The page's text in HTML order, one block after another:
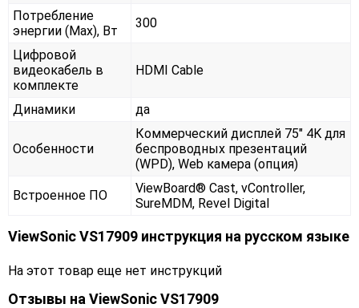
Потребление
энергии (Max), Вт
300
Цифровой
видеокабель в
комплекте
HDMI Cable
Динамики да
Особенности
Коммерческий дисплей 75" 4K для
беспроводных презентаций
(WPD), Web камера (опция)
Встроенное ПО
ViewBoard® Cast, vController,
SureMDM, Revel Digital
ViewSonic VS17909 инструкция на русском языке
На этот товар еще нет инструкций
Отзывы на ViewSonic VS17909